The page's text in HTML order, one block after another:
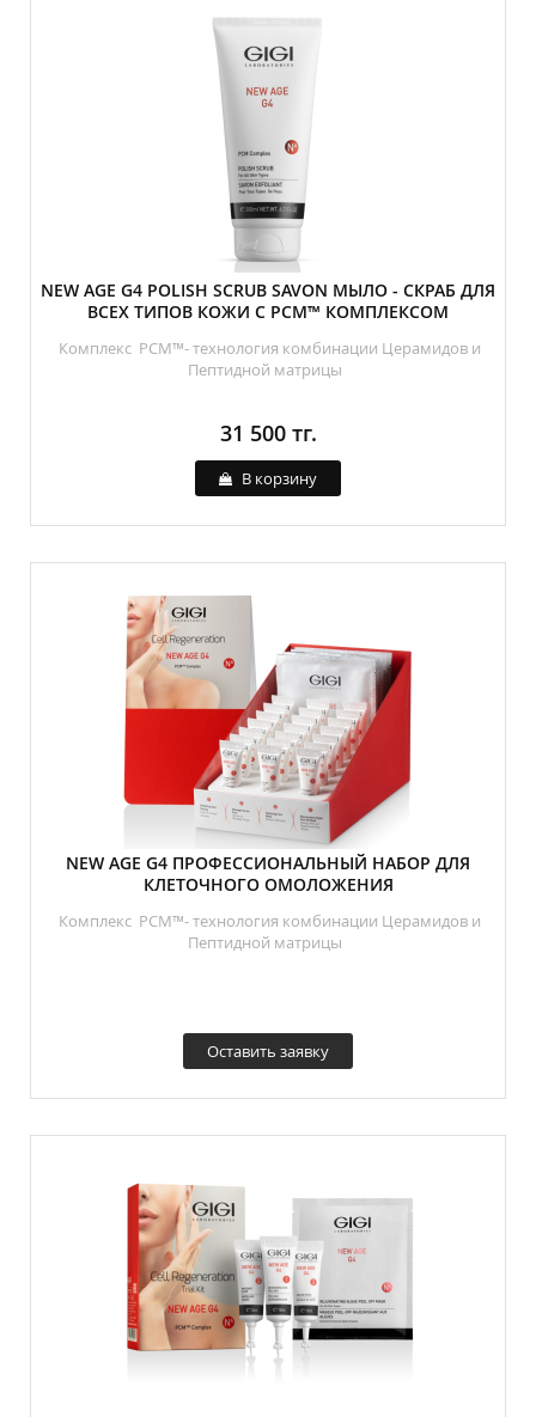
NEW AGE G4 POLISH SCRUB SAVON МЫЛО - СКРАБ ДЛЯ
ВСЕХ ТИПОВ КОЖИ С PCM™ КОМПЛЕКСОМ
Комплекс PCM™- технология комбинации Церамидов и
Пептидной матрицы
31 500 тг.
В корзину
NEW AGE G4 ПРОФЕССИОНАЛЬНЫЙ НАБОР ДЛЯ
КЛЕТОЧНОГО ОМОЛОЖЕНИЯ
Комплекс PCM™- технология комбинации Церамидов и
Пептидной матрицы
Оставить заявку